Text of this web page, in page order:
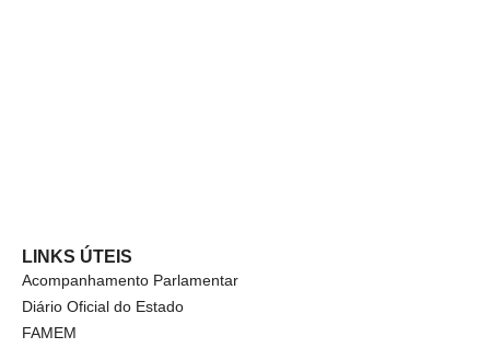
LINKS ÚTEIS
Acompanhamento Parlamentar
Diário Oficial do Estado
FAMEM